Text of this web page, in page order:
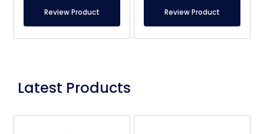
Review Product Review Product
Latest Products